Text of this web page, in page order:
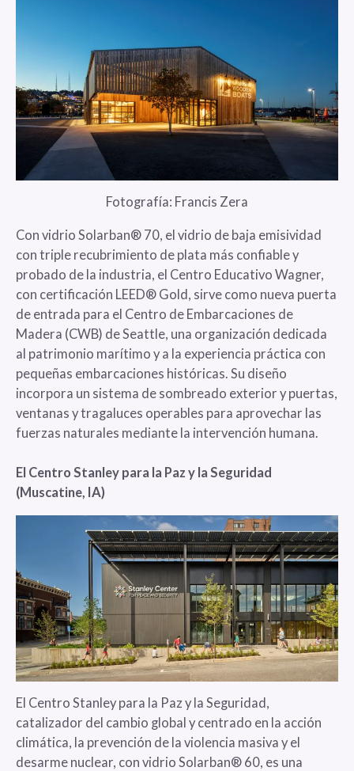
Fotografía: Francis Zera
Con vidrio Solarban® 70, el vidrio de baja emisividad
con triple recubrimiento de plata más confiable y
probado de la industria, el Centro Educativo Wagner,
con certificación LEED® Gold, sirve como nueva puerta
de entrada para el Centro de Embarcaciones de
Madera (CWB) de Seattle, una organización dedicada
al patrimonio marítimo y a la experiencia práctica con
pequeñas embarcaciones históricas. Su diseño
incorpora un sistema de sombreado exterior y puertas,
ventanas y tragaluces operables para aprovechar las
fuerzas naturales mediante la intervención humana.
El Centro Stanley para la Paz y la Seguridad
(Muscatine, IA)
El Centro Stanley para la Paz y la Seguridad,
catalizador del cambio global y centrado en la acción
climática, la prevención de la violencia masiva y el
desarme nuclear, con vidrio Solarban® 60, es una